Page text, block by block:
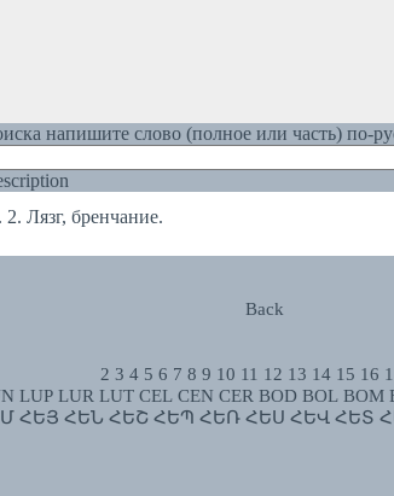
напишите слово (полное или часть) по-
Лязг, бренчание.
Back
2 3 4 5 6 7 8 9 10 11 12 13 14 15 16
LUP LUR LUT CEL CEN CER BOD BOL BOM
ՀԵՅ ՀԵՆ ՀԵՇ ՀԵՊ ՀԵՌ ՀԵՍ ՀԵՎ ՀԵՏ